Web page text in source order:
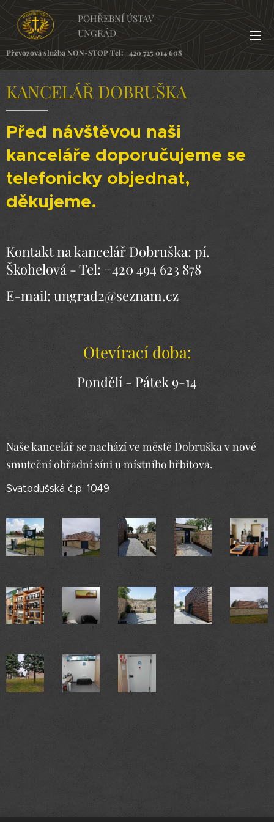
POHŘEBNÍ ÚSTAV
UNGRÁD
Převozová služba NON-STOP Tel:+420 725 014 608
KANCELÁŘ DOBRUŠKA
Před návštěvou naši
kanceláře doporučujeme se
telefonicky objednat,
děkujeme.
Kontakt na kancelář Dobruška: pí.
Škohelová - Tel: +420 494 623 878
E-mail: ungrad2@seznam.cz
Otevírací doba:
Pondělí - Pátek 9-14
Naše kancelář se nachází ve městě Dobruška v nové
smuteční obřadní síni u místního hřbitova.
Svatodušská č.p. 1049